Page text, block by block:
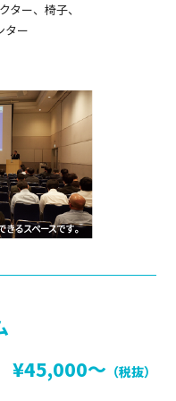
ー、椅子、
ー
¥45,000〜 （税抜）